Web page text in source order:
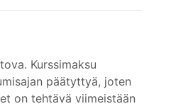
Kurssimaksu
päätyttyä, joten
on tehtävä viimeistään